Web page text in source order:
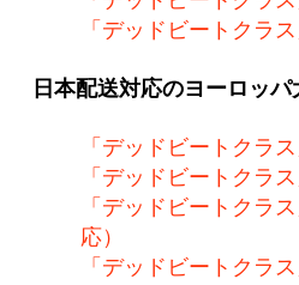
「デッドビートクラ
日本配送対応のヨーロッ
「デッドビートクラ
「デッドビートクラ
「デッドビートクラ
応）
「デッドビートクラ